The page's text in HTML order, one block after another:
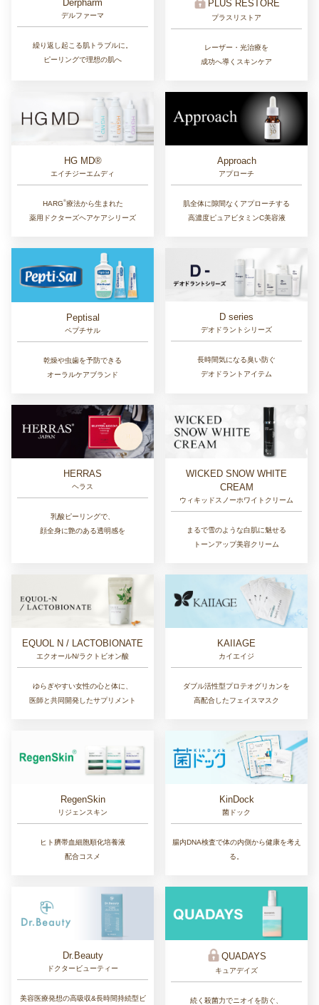
Derpharm
デルファーマ
繰り返し起こる肌トラブルに。
ピーリングで理想の肌へ
PLUS RESTORE
プラスリストア
レーザー・光治療を
成功へ導くスキンケア
HG MD®
エイチジーエムディ
HARG®︎療法から生まれた
薬用ドクターズヘアケアシリーズ
Approach
アプローチ
肌全体に隙間なくアプローチする
高濃度ピュアビタミンC美容液
Peptisal
ペプチサル
乾燥や虫歯を予防できる
オーラルケアブランド
D series
デオドラントシリーズ
長時間気になる臭い防ぐ
デオドラントアイテム
HERRAS
ヘラス
乳酸ピーリングで、
顔全身に艶のある透明感を
WICKED SNOW WHITE
CREAM
ウィキッドスノーホワイトクリーム
まるで雪のような白肌に魅せる
トーンアップ美容クリーム
EQUOL N / LACTOBIONATE
エクオールN/ラクトビオン酸
ゆらぎやすい女性の心と体に、
医師と共同開発したサプリメント
KAIIAGE
カイエイジ
ダブル活性型プロテオグリカンを
高配合したフェイスマスク
RegenSkin
リジェンスキン
ヒト臍帯血細胞順化培養液
配合コスメ
KinDock
菌ドック
腸内DNA検査で体の内側から健康を考え
る。
Dr.Beauty
ドクタービューティー
美容医療発想の高吸収&長時間持続型ビ
QUADAYS
キュアデイズ
続く殺菌力でニオイを防ぐ、